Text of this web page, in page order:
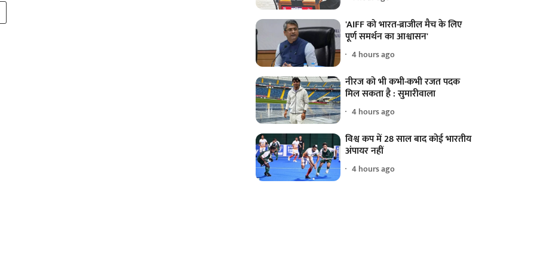
'AIFF को भारत-ब्राजील मैच के लिए
पूर्ण समर्थन का आश्वासन'
4 hours ago
नीरज को भी कभी-कभी रजत पदक
मिल सकता है : सुमारीवाला
4 hours ago
विश्व कप में 28 साल बाद कोई भारतीय
अंपायर नहीं
4 hours ago